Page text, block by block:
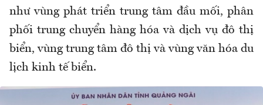
như vùng phát triển trung tâm đầu mối, phân
phối trung chuyển hàng hóa và dịch vụ đô thị
biển, vùng trung tâm đô thị và vùng văn hóa du
lịch kinh tế biển.